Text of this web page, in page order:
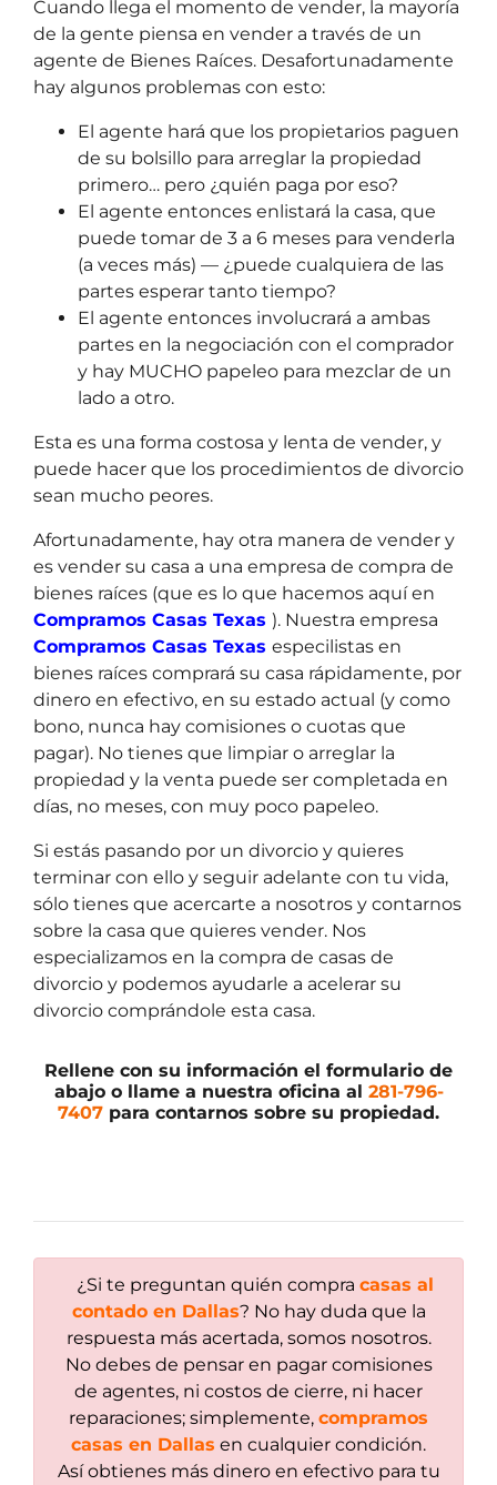
Cuando llega el momento de vender, la mayoría
de la gente piensa en vender a través de un
agente de Bienes Raíces. Desafortunadamente
hay algunos problemas con esto:
El agente hará que los propietarios paguen
de su bolsillo para arreglar la propiedad
primero… pero ¿quién paga por eso?
El agente entonces enlistará la casa, que
puede tomar de 3 a 6 meses para venderla
(a veces más) — ¿puede cualquiera de las
partes esperar tanto tiempo?
El agente entonces involucrará a ambas
partes en la negociación con el comprador
y hay MUCHO papeleo para mezclar de un
lado a otro.
Esta es una forma costosa y lenta de vender, y
puede hacer que los procedimientos de divorcio
sean mucho peores.
Afortunadamente, hay otra manera de vender y
es vender su casa a una empresa de compra de
bienes raíces (que es lo que hacemos aquí en
Compramos Casas Texas ). Nuestra empresa
Compramos Casas Texas especilistas en
bienes raíces comprará su casa rápidamente, por
dinero en efectivo, en su estado actual (y como
bono, nunca hay comisiones o cuotas que
pagar). No tienes que limpiar o arreglar la
propiedad y la venta puede ser completada en
días, no meses, con muy poco papeleo.
Si estás pasando por un divorcio y quieres
terminar con ello y seguir adelante con tu vida,
sólo tienes que acercarte a nosotros y contarnos
sobre la casa que quieres vender. Nos
especializamos en la compra de casas de
divorcio y podemos ayudarle a acelerar su
divorcio comprándole esta casa.
Rellene con su información el formulario de
abajo o llame a nuestra oficina al 281-796-
7407 para contarnos sobre su propiedad.
¿Si te preguntan quién compra casas al
contado en Dallas? No hay duda que la
respuesta más acertada, somos nosotros.
No debes de pensar en pagar comisiones
de agentes, ni costos de cierre, ni hacer
reparaciones; simplemente, compramos
casas en Dallas en cualquier condición.
Así obtienes más dinero en efectivo para tu